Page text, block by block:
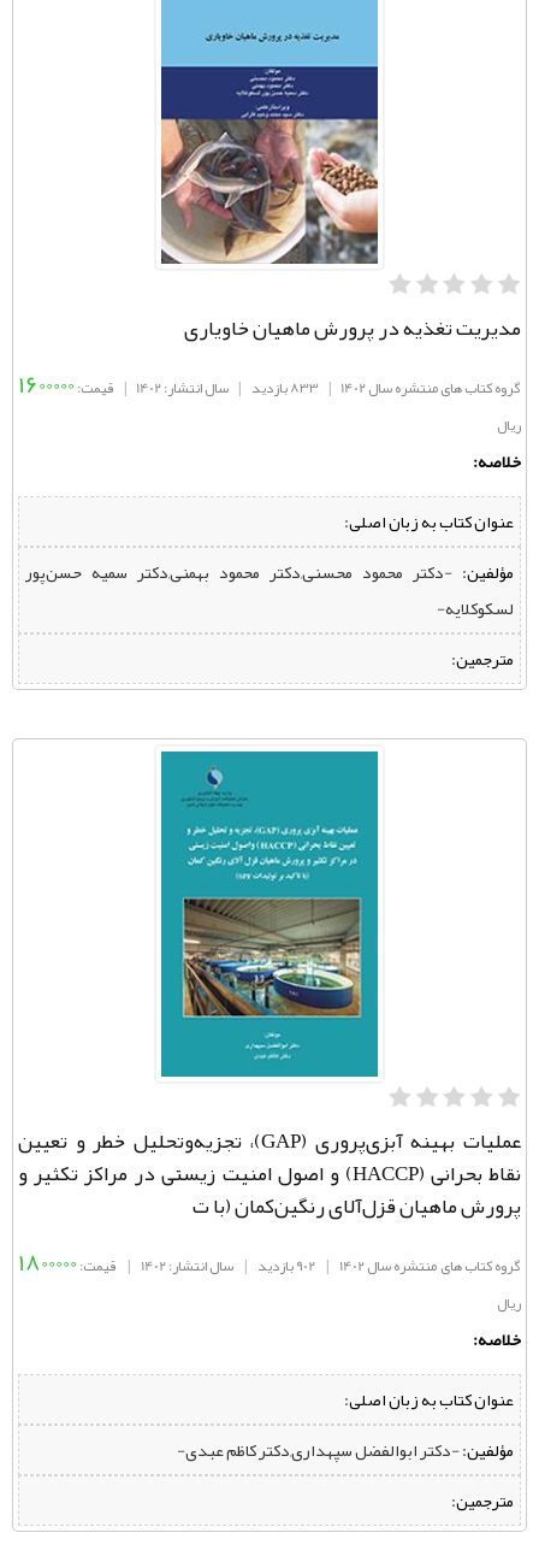
مدیریت تغذیه در پرورش ماهیان خاویاری
گروه کتاب های منتشره سال 1402 | 833 بازدید | سال انتشار: 1402 | قیمت:1600000
ریال
خلاصه:
عنوان کتاب به زبان اصلی:
مؤلفین: ‌ -دکتر محمود محسنی,دکتر محمود بهمنی,دکتر سمیه حسن‌پور
لسکوکلایه-
مترجمین:
عملیات بهینه آبزی‌پروری (GAP)، تجزیه‌وتحلیل خطر و تعیین
نقاط بحرانی (HACCP) و اصول امنیت زیستی در مراکز تکثیر و
پرورش ماهيان قزل‌آلای رنگین‌کمان (با ت
گروه کتاب های منتشره سال 1402 | 902 بازدید | سال انتشار: 1402 | قیمت:1800000
ریال
خلاصه:
عنوان کتاب به زبان اصلی:
مؤلفین:‌ -دکتر ابوالفضل سپهداری,دکتر کاظم عبدی-
مترجمین: